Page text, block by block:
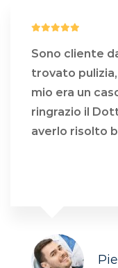
Sono cliente
trovato
mio era un
ringrazio il
averlo risolto